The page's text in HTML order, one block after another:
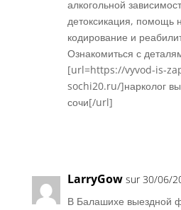
алкогольной
детоксикация, помощь
кодирование и
Ознакомиться с
[url=https://vyvod-is-
sochi20.ru/]нарколог
сочи[/url]
LarryGow sur 30/06/
В Балашихе выездной